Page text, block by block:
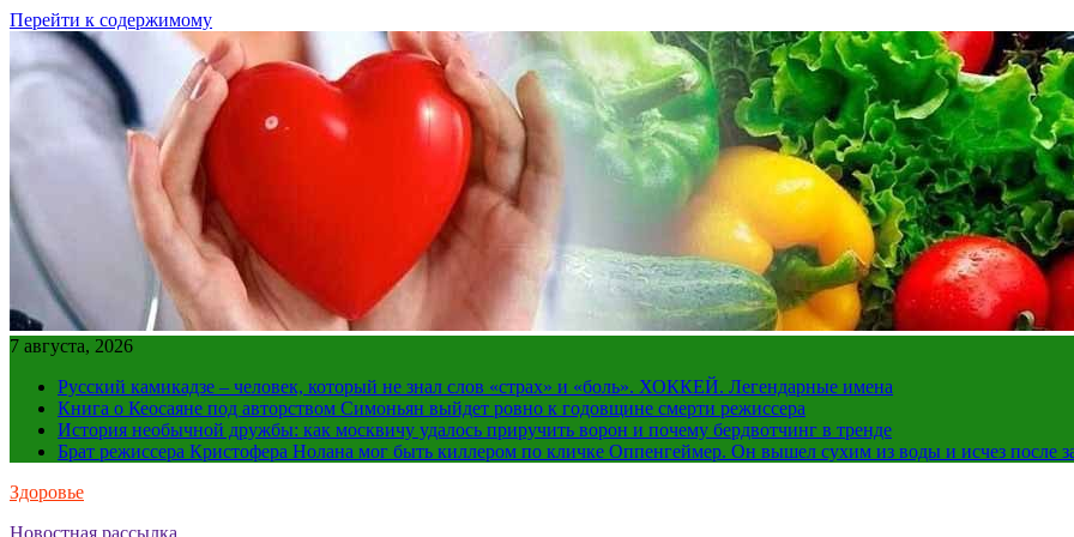
Перейти к содержимому
7 августа, 2026
Русский камикадзе – человек, который не знал слов «страх» и «боль». ХОККЕЙ. Легендарные имена
Книга о Кеосаяне под авторством Симоньян выйдет ровно к годовщине смерти режиссера
История необычной дружбы: как москвичу удалось приручить ворон и почему бердвотчинг в тренде
Брат режиссера Кристофера Нолана мог быть киллером по кличке Оппенгеймер. Он вышел сухим из воды и исчез после
Здоровье
Новостная рассылка